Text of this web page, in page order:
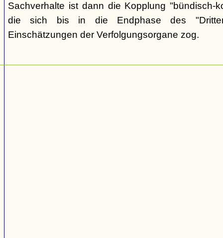
Sachverhalte ist dann die Kopplung "bündisch-
die sich bis in die Endphase des
Einschätzungen der Verfolgungsorgane zog.